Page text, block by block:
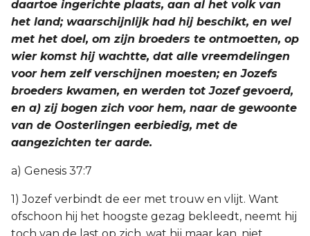
daartoe ingerichte plaats, aan al het volk van
het land; waarschijnlijk had hij beschikt, en wel
met het doel, om zijn broeders te ontmoetten, op
wier komst hij wachtte, dat alle vreemdelingen
voor hem zelf verschijnen moesten; en Jozefs
broeders kwamen, en werden tot Jozef gevoerd,
en a) zij bogen zich voor hem, naar de gewoonte
van de Oosterlingen eerbiedig, met de
aangezichten ter aarde.
a) Genesis 37:7
1) Jozef verbindt de eer met trouw en vlijt. Want
ofschoon hij het hoogste gezag bekleedt, neemt hij